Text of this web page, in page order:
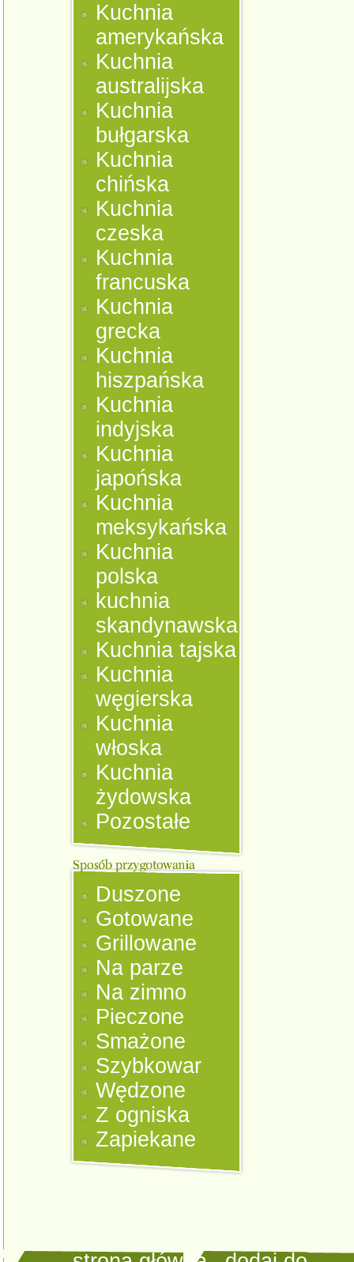
Kuchnia
amerykańska
Kuchnia
australijska
Kuchnia
bułgarska
Kuchnia
chińska
Kuchnia
czeska
Kuchnia
francuska
Kuchnia
grecka
Kuchnia
hiszpańska
Kuchnia
indyjska
Kuchnia
japońska
Kuchnia
meksykańska
Kuchnia
polska
kuchnia
skandynawska
Kuchnia tajska
Kuchnia
węgierska
Kuchnia
włoska
Kuchnia
żydowska
Pozostałe
Duszone
Gotowane
Grillowane
Na parze
Na zimno
Pieczone
Smażone
Szybkowar
Wędzone
Z ogniska
Zapiekane